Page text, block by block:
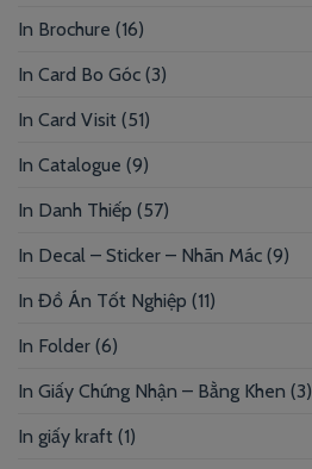
In Brochure (16)
In Card Bo Góc (3)
In Card Visit (51)
In Catalogue (9)
In Danh Thiếp (57)
In Decal – Sticker – Nhãn Mác (9)
In Đồ Án Tốt Nghiệp (11)
In Folder (6)
In Giấy Chứng Nhận – Bằng Khen (3)
In giấy kraft (1)